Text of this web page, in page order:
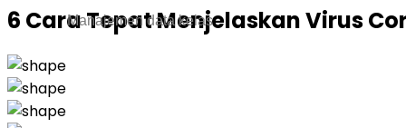
Manajemen data kelas
6 Cara Tepat Menjelaskan Virus